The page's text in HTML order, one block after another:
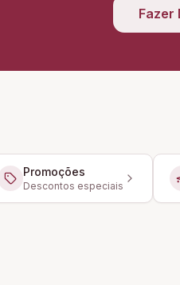
Fazer
Promoções
Descontos especiais